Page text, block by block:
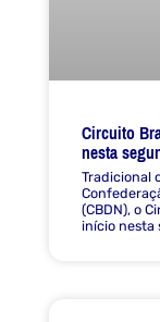
Circuito
nesta
Tradicional
(CBDN), o
início nesta